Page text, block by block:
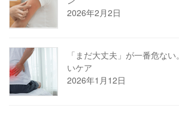
2026年2月2日
「まだ大丈夫」が一番危な
いケア
2026年1月12日